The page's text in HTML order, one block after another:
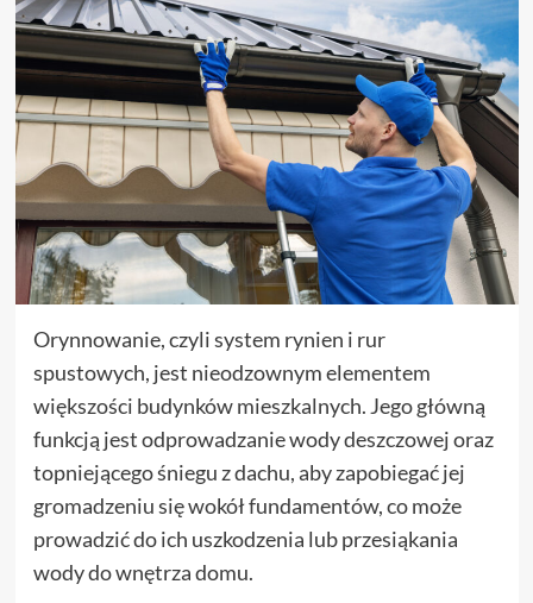
Orynnowanie, czyli system rynien i rur
spustowych, jest nieodzownym elementem
większości budynków mieszkalnych. Jego główną
funkcją jest odprowadzanie wody deszczowej oraz
topniejącego śniegu z dachu, aby zapobiegać jej
gromadzeniu się wokół fundamentów, co może
prowadzić do ich uszkodzenia lub przesiąkania
wody do wnętrza domu.